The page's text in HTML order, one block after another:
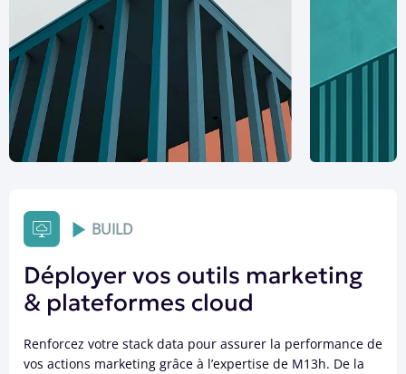
BUILD
Déployer vos outils marketing
& plateformes cloud
Renforcez votre stack data pour assurer la performance de
vos actions marketing grâce à l’expertise de M13h. De la